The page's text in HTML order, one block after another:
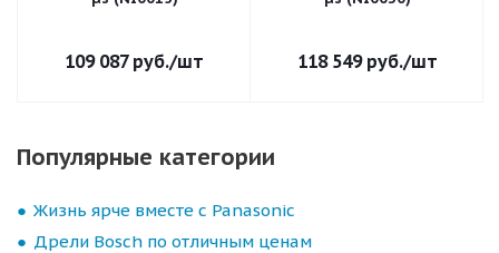
109 087руб./шт 118 549руб./шт
Популярные категории
Жизнь ярче вместе с Panasonic
Дрели Bosch по отличным ценам